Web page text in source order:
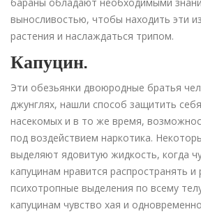
выносливостью, чтобы находить эти
растения и наслаждаться трипом.
Капуцин.
Эти обезьянки двоюродные братья
джунглях, нашли способ защитить
насекомых и в то же время,
под воздействием наркотика.
выделяют ядовитую жидкость, когда
капуцинам нравится распространять и
психотропные выделения по всему
капуцинам чувство хая и